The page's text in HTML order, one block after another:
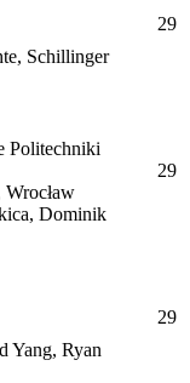
Schillinger
29
Politechniki
Dominik
29
Yang, Ryan
29